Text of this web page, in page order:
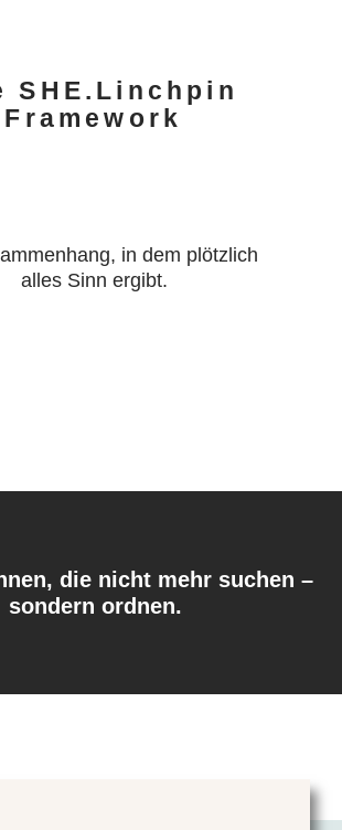
SHE.Linchpin
Framework
in dem plötzlich
alles Sinn ergibt.
die nicht mehr suchen –
sondern ordnen.